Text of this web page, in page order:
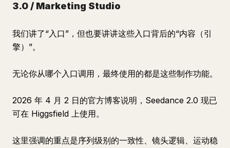
3.0 / Marketing Studio
我们讲了“入口”，但也要讲讲这些入口背后的“内容（引
擎）”。
无论你从哪个入口调用，最终使用的都是这些制作功能。
2026 年 4 月 2 日的官方博客说明，Seedance 2.0 现已
可在 Higgsfield 上使用。
这里强调的重点是序列级别的一致性、镜头逻辑、运动稳